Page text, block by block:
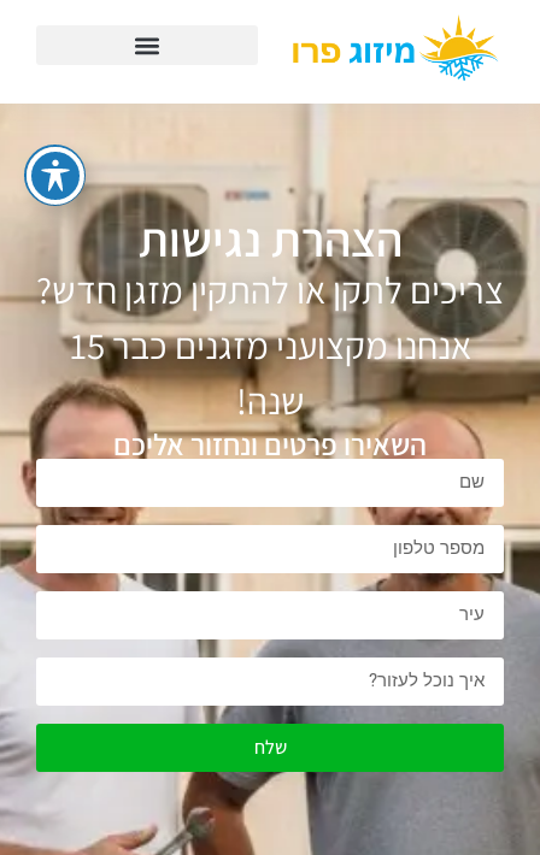
הצהרת נגישות
צריכים לתקן או להתקין מזגן חדש?
אנחנו מקצועני מזגנים כבר 15
שנה!
השאירו פרטים ונחזור אליכם
שלח